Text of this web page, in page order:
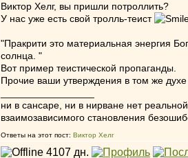
Виктор Хелг, вы пришли потроллить?
У нас уже еcть свой тролль-теист
"Пракрити это материальная энергия
солнца. "
Вот пример теистической пропаганды.
Прочие ваши утверждения в том же
ни в сансаре, ни в нирване нет
взаимозависимого становления
Ответы на этот пост: Виктор Хелг